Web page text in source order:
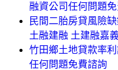
融資公司任何問題
民間二胎房貸風險
土融建融 土建融嘉
竹田鄉土地貸款率
任何問題免費諮詢